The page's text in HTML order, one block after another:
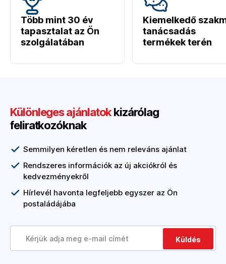
Több mint 30 év
tapasztalat az Ön
szolgálatában
Kiemelkedő
tanácsadás
termékek terén
Különleges ajánlatokkizárólag
feliratkozóknak
Semmilyen kéretlen és nem releváns ajánlat
Rendszeres információk az új akciókról és
kedvezményekről
Hírlevél havonta legfeljebb egyszer az Ön
postaládájába
Küldés